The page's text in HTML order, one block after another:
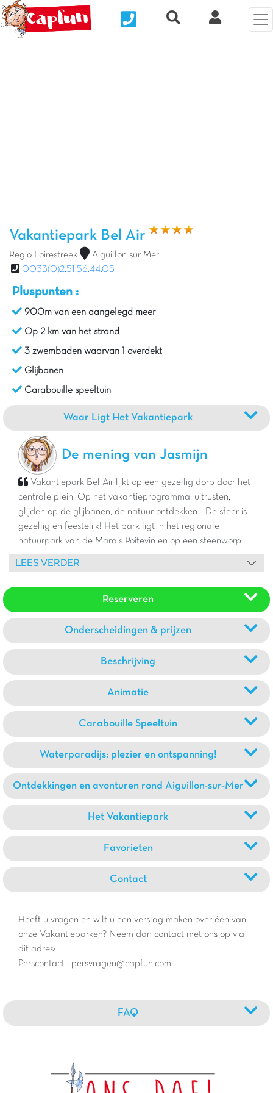
Nous contacterRecherche rapide
Mijn Clix
Vakantiepark Bel Air
Regio Loirestreek
Aiguillon sur Mer
0033(0)2.51.56.44.05
Pluspunten :
900m van een aangelegd meer
Op 2 km van het strand
3 zwembaden waarvan 1 overdekt
Glijbanen
Carabouille speeltuin
Waar Ligt Het Vakantiepark
De mening van Jasmijn
Vakantiepark Bel Air lijkt op een gezellig dorp door het
centrale plein. Op het vakantieprogramma: uitrusten,
glijden op de glijbanen, de natuur ontdekken... De sfeer is
gezellig en feestelijk! Het park ligt in het regionale
natuurpark van de Marais Poitevin en op een steenworp
afstand van het immense strand van de Pointe d'Arçay.
Groene Venetië per boot.
LEES VERDER
Reserveren
Onderscheidingen & prijzen
Beschrijving
Animatie
Carabouille Speeltuin
Waterparadijs: plezier en ontspanning!
Ontdekkingen en avonturen rond Aiguillon-sur-Mer
Het Vakantiepark
Favorieten
Contact
Heeft u vragen en wilt u een verslag maken over één van
onze Vakantieparken? Neem dan contact met ons op via
dit adres:
Perscontact : persvragen@capfun.com
FAQ